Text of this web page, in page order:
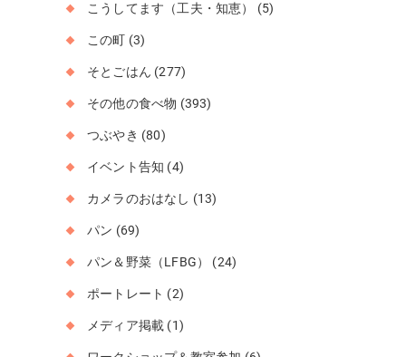
こうしてます（工夫・知恵） (5)
この町 (3)
そとごはん (277)
その他の食べ物 (393)
つぶやき (80)
イベント告知 (4)
カメラのおはなし (13)
パン (69)
パン＆野菜（LFBG） (24)
ポートレート (2)
メディア掲載 (1)